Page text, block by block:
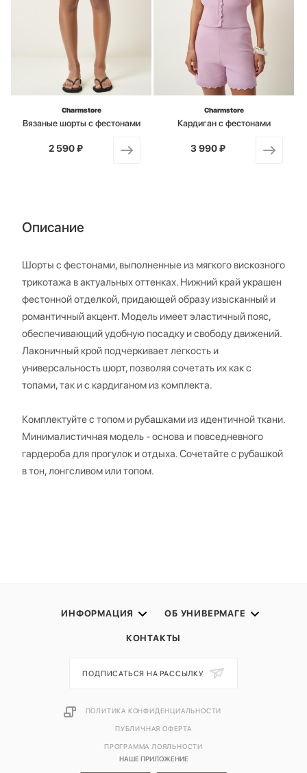
Charmstore
Вязаные шорты с фестонами
от
2 590 ₽
Charmstore
Кардиган с фестонами
от
3 990 ₽
Описание
Шорты с фестонами, выполненные из мягкого вискозного
трикотажа в актуальных оттенках. Нижний край украшен
фестонной отделкой, придающей образу изысканный и
романтичный акцент. Модель имеет эластичный пояс,
обеспечивающий удобную посадку и свободу движений.
Лаконичный крой подчеркивает легкость и
универсальность шорт, позволяя сочетать их как с
топами, так и с кардиганом из комплекта.
Комплектуйте с топом и рубашками из идентичной ткани.
Минималистичная модель - основа и повседневного
гардероба для прогулок и отдыха. Сочетайте с рубашкой
в тон, лонгсливом или топом.
ИНФОРМАЦИЯ ОБ УНИВЕРМАГЕ
КОНТАКТЫ
НАШЕ ПРИЛОЖЕНИЕ
ПОДПИСАТЬСЯ НА РАССЫЛКУ
ПОЛИТИКА КОНФИДЕНЦИАЛЬНОСТИ
ПУБЛИЧНАЯ ОФЕРТА
ПРОГРАММА ЛОЯЛЬНОСТИ